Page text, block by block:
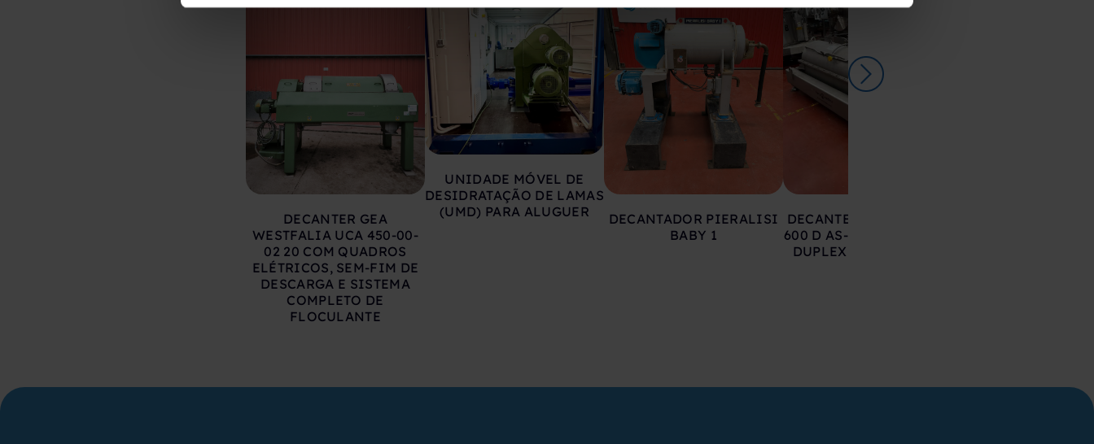
DECANTER GEA
WESTFALIA UCA 450-00-
02 20 COM QUADROS
ELÉTRICOS, SEM-FIM DE
DESCARGA E SISTEMA
COMPLETO DE
FLOCULANTE
UNIDADE MÓVEL DE
DESIDRATAÇÃO DE LAMAS
(UMD) PARA ALUGUER
DECANTADOR PIERALISI
BABY 1
DECANTER RIERA NADEU
600 D AS-2300 ASTM 316L -
DUPLEX SEGUNDA MÃO